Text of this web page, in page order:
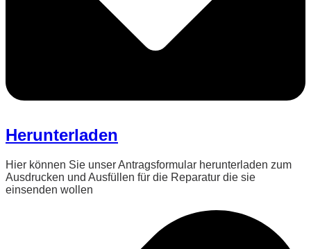
Herunterladen
Hier können Sie unser Antragsformular herunterladen zum
Ausdrucken und Ausfüllen für die Reparatur die sie
einsenden wollen